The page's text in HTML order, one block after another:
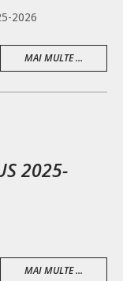
2026
MAI MULTE ...
2025-
MAI MULTE ...